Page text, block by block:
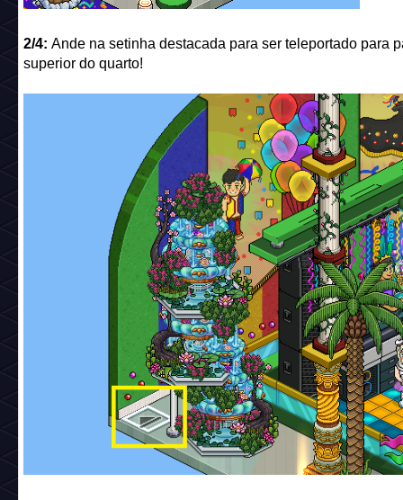
2/4: Ande na setinha destacada para ser teleportado para
superior do quarto!